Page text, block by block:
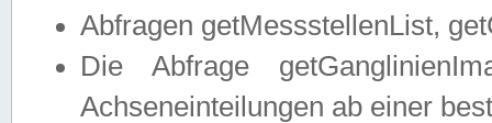
Abfragen getMessstellenList,
Die Abfrage
Achseneinteilungen ab einer